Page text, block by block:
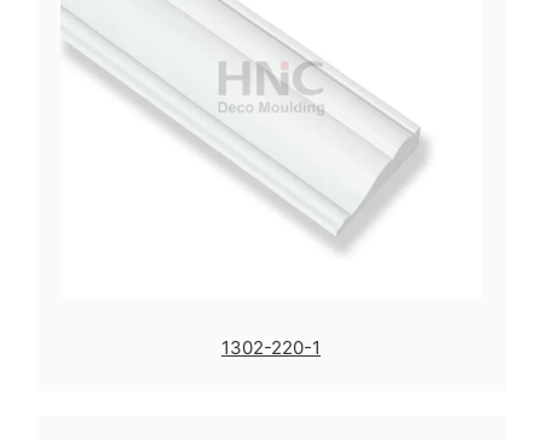
1302-220-1